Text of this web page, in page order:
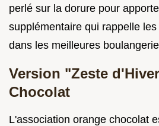
perlé sur la dorure pour
supplémentaire qui rappelle
dans les meilleures
Version "Zeste
Chocolat
L'association orange chocolat